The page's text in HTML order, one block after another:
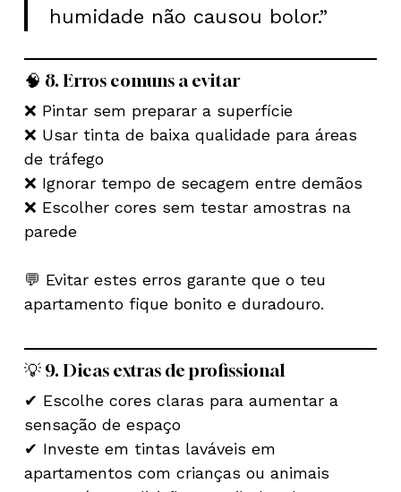
Nenhum produto no carrinho.
Go To Shop
humidade não causou bolor.”
🧠 8. Erros comuns a evitar
❌ Pintar sem preparar a superfície
❌ Usar tinta de baixa qualidade para áreas
de tráfego
❌ Ignorar tempo de secagem entre demãos
❌ Escolher cores sem testar amostras na
parede
💬 Evitar estes erros garante que o teu
apartamento fique bonito e duradouro.
💡 9. Dicas extras de profissional
✔ Escolhe cores claras para aumentar a
sensação de espaço
✔ Investe em tintas laváveis em
apartamentos com crianças ou animais